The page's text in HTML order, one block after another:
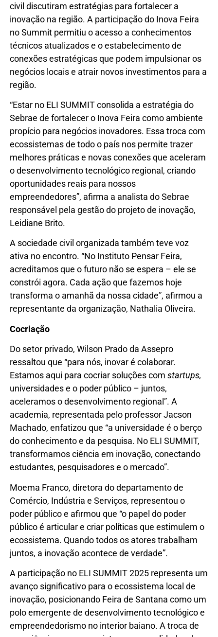
civil discutiram estratégias para fortalecer a
inovação na região. A participação do Inova Feira
no Summit permitiu o acesso a conhecimentos
técnicos atualizados e o estabelecimento de
conexões estratégicas que podem impulsionar os
negócios locais e atrair novos investimentos para a
região.
“Estar no ELI SUMMIT consolida a estratégia do
Sebrae de fortalecer o Inova Feira como ambiente
propício para negócios inovadores. Essa troca com
ecossistemas de todo o país nos permite trazer
melhores práticas e novas conexões que aceleram
o desenvolvimento tecnológico regional, criando
oportunidades reais para nossos
empreendedores”, afirma a analista do Sebrae
responsável pela gestão do projeto de inovação,
Leidiane Brito.
A sociedade civil organizada também teve voz
ativa no encontro. “No Instituto Pensar Feira,
acreditamos que o futuro não se espera – ele se
constrói agora. Cada ação que fazemos hoje
transforma o amanhã da nossa cidade”, afirmou a
representante da organização, Nathalia Oliveira.
Cocriação
Do setor privado, Wilson Prado da Assepro
ressaltou que “para nós, inovar é colaborar.
Estamos aqui para cocriar soluções com startups,
universidades e o poder público – juntos,
aceleramos o desenvolvimento regional”. A
academia, representada pelo professor Jacson
Machado, enfatizou que “a universidade é o berço
do conhecimento e da pesquisa. No ELI SUMMIT,
transformamos ciência em inovação, conectando
estudantes, pesquisadores e o mercado”.
Moema Franco, diretora do departamento de
Comércio, Indústria e Serviços, representou o
poder público e afirmou que “o papel do poder
público é articular e criar políticas que estimulem o
ecossistema. Quando todos os atores trabalham
juntos, a inovação acontece de verdade”.
A participação no ELI SUMMIT 2025 representa um
avanço significativo para o ecossistema local de
inovação, posicionando Feira de Santana como um
polo emergente de desenvolvimento tecnológico e
empreendedorismo no interior baiano. A troca de